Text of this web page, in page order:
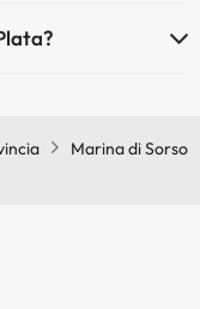
y otras instalaciones.
Marina di Sorso